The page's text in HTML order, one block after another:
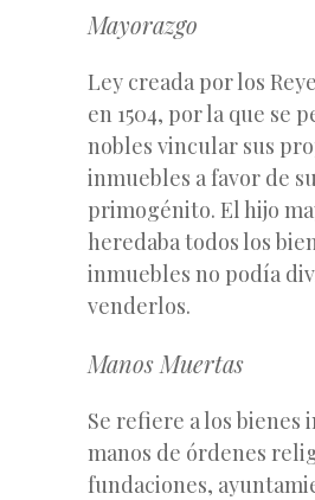
Mayorazgo
Ley creada por los
en 1504, por la que se
nobles vincular sus
inmuebles a favor de
primogénito. El hijo
heredaba todos los
inmuebles no podía
venderlos.
Manos Muertas
Se refiere a los bienes
manos de órdenes
fundaciones,